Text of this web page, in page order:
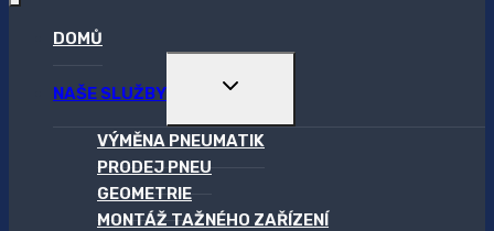
DOMŮ
NAŠE SLUŽBY
ROZBALIT
NABÍDKU
VÝMĚNA PNEUMATIK
PRODEJ PNEU
GEOMETRIE
MONTÁŽ TAŽNÉHO ZAŘÍZENÍ